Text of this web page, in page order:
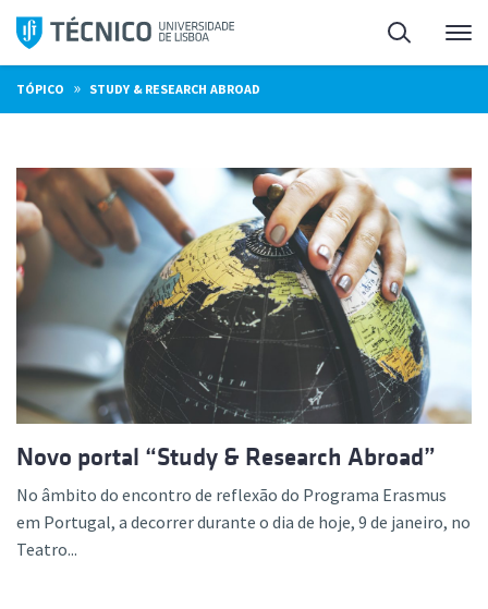
Saltar
para
o
conteúdo
Pesquisa
TÓPICO » STUDY & RESEARCH ABROAD
Novo portal “Study & Research Abroad”
No âmbito do encontro de reflexão do Programa Erasmus
em Portugal, a decorrer durante o dia de hoje, 9 de janeiro, no
Teatro...